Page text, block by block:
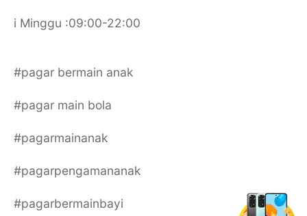
i Minggu :09:00-22:00
#pagar bermain anak
#pagar main bola
#pagarmainanak
#pagarpengamananak
#pagarbermainbayi